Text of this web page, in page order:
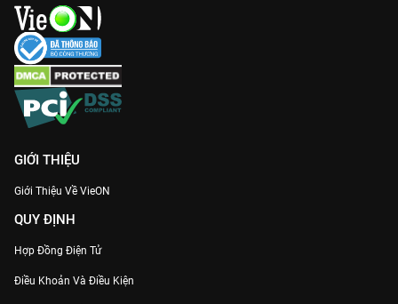
GIỚI THIỆU
Giới Thiệu Về VieON
QUY ĐỊNH
Hợp Đồng Điện Tử
Điều Khoản Và Điều Kiện